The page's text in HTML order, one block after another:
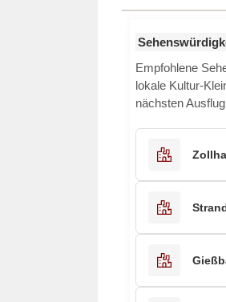
Empfohlene
lokale Kultur-
nächsten